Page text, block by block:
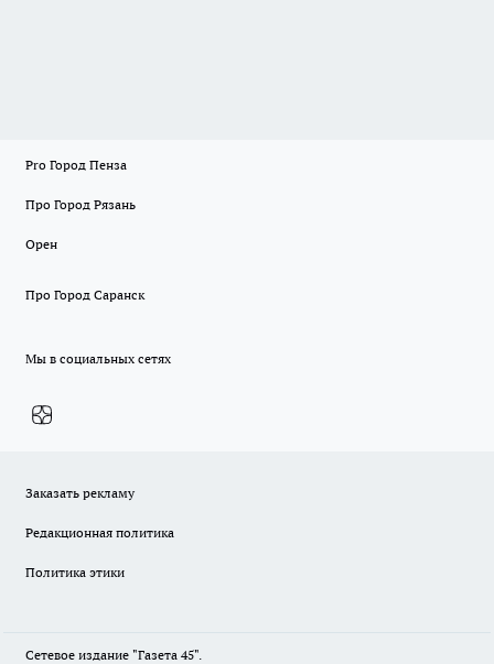
Pro Город Пенза
Про Город Рязань
Орен
Про Город Саранск
Мы в социальных сетях
Заказать рекламу
Редакционная политика
Политика этики
Сетевое издание "Газета 45".